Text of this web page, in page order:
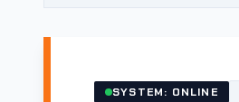
SYSTEM: ONLINE